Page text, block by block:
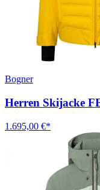
Bogner
Herren Skijacke
1.695,00 €*